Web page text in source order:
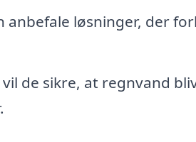
anbefale løsninger, der
de sikre, at regnvand